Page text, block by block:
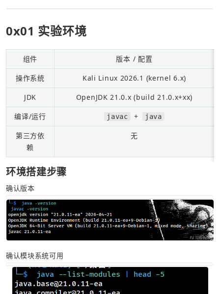
0x01 实验环境
组件 版本 / 配置
操作系统 Kali Linux 2026.1 (kernel 6.x)
JDK OpenJDK 21.0.x (build 21.0.x+xx)
编译/运行 javac + java
第三方依
赖
无
环境搭建步骤
确认版本
确认模块系统可用